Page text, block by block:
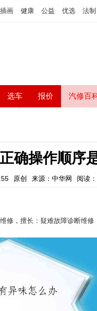
插画 健康 公益 优选 法制
选车 报价 汽修百
确操作顺序
原创 来源：中华网 阅读